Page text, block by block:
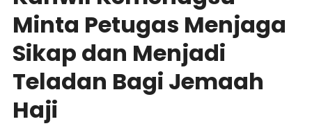
Minta Petugas Menjaga
Sikap dan Menjadi
Teladan Bagi Jemaah
Haji